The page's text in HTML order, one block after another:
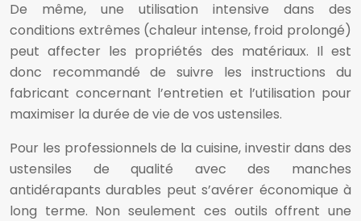
De même, une utilisation intensive dans des
conditions extrêmes (chaleur intense, froid prolongé)
peut affecter les propriétés des matériaux. Il est
donc recommandé de suivre les instructions du
fabricant concernant l’entretien et l’utilisation pour
maximiser la durée de vie de vos ustensiles.
Pour les professionnels de la cuisine, investir dans des
ustensiles de qualité avec des manches
antidérapants durables peut s’avérer économique à
long terme. Non seulement ces outils offrent une